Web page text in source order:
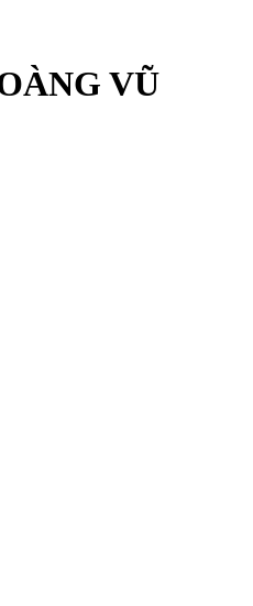
VŨ